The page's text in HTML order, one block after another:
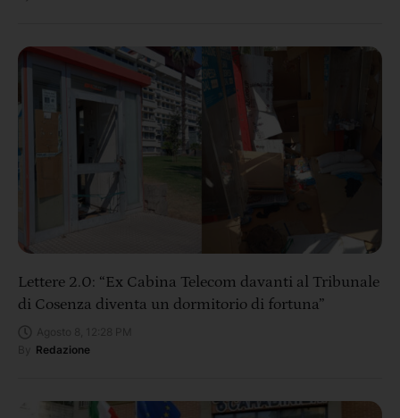
Lettere 2.0: “Ex Cabina Telecom davanti al Tribunale
di Cosenza diventa un dormitorio di fortuna”
Redazione